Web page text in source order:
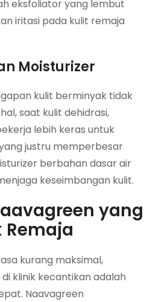
eksfoliator yang lembut
iritasi pada kulit remaja
Moisturizer
kulit berminyak tidak
saat kulit dehidrasi,
lebih keras untuk
justru memperbesar
berbahan dasar air
keseimbangan kulit.
yang
kurang maksimal,
klinik kecantikan adalah
Naavagreen